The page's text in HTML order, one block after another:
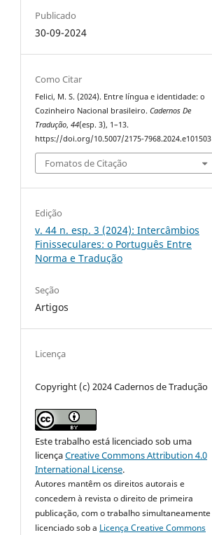
Publicado
30-09-2024
Como Citar
Felici, M. S. (2024). Entre língua e identidade: o
Cozinheiro Nacional brasileiro.Cadernos De
Tradução,44(esp. 3), 1–13.
https://doi.org/10.5007/2175-7968.2024.e101503
Fomatos de Citação
Edição
v. 44 n. esp. 3 (2024): Intercâmbios
Finisseculares: o Português Entre
Norma e Tradução
Seção
Artigos
Licença
Copyright (c) 2024 Cadernos de Tradução
Este trabalho está licenciado sob uma
licençaCreative Commons Attribution 4.0
International License.
Autores mantêm os direitos autorais e
concedem à revista o direito de primeira
publicação, com o trabalho simultaneamente
licenciado sob a Licença Creative Commons